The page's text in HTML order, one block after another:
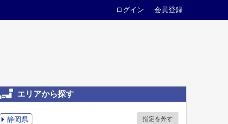
ログイン 会員登録
エリアから探す
静岡県 指定を外す